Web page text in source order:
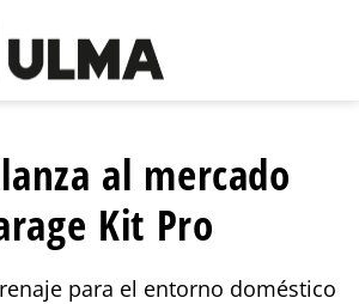
al mercado
Kit Pro
para el entorno doméstico